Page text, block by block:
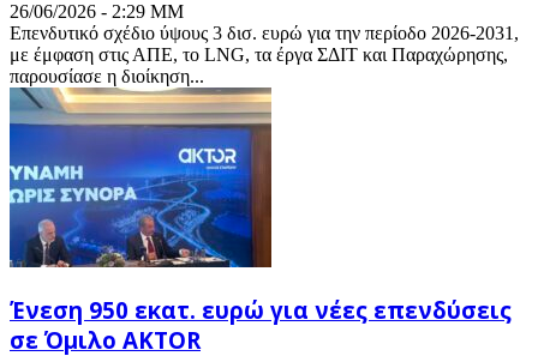
26/06/2026 - 2:29 ΜΜ
Επενδυτικό σχέδιο ύψους 3 δισ. ευρώ για την περίοδο 2026-2031,
με έμφαση στις ΑΠΕ, το LNG, τα έργα ΣΔΙΤ και Παραχώρησης,
παρουσίασε η διοίκηση...
Ένεση 950 εκατ. ευρώ για νέες επενδύσεις
σε Όμιλο AKTOR